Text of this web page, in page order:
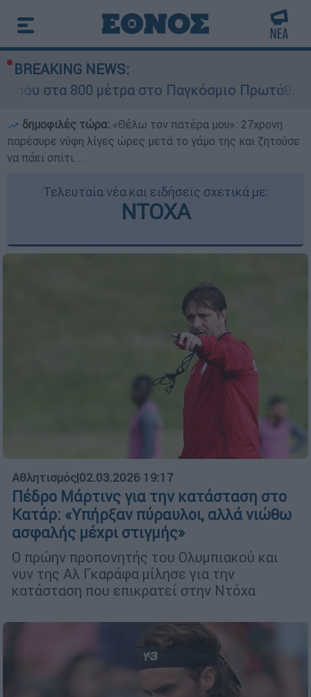
BREAKING NEWS:
μέτρα στο Παγκόσμιο Πρωτάθλημα Στίβου
δημοφιλές τώρα: «Θέλω τον πατέρα μου»: 27χρονη
παρέσυρε νύφη λίγες ώρες μετά το γάμο της και ζητούσε
να πάει σπίτι...
Τελευταία νέα και ειδήσεις σχετικά με:
ΝΤΟΧΑ
Αθλητισμός|02.03.2026 19:17
Πέδρο Μάρτινς για την κατάσταση στο
Κατάρ: «Υπήρξαν πύραυλοι, αλλά νιώθω
ασφαλής μέχρι στιγμής»
Ο πρώην προπονητής του Ολυμπιακού και
νυν της Αλ Γκαράφα μίλησε για την
κατάσταση που επικρατεί στην Ντόχα